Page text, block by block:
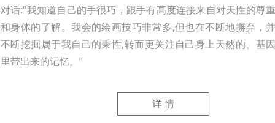
对话:“我知道自己的手很巧，跟手有高度连接来自对天性的尊重
和身体的了解。我会的绘画技巧非常多,但也在不断地摒弃，并
不断挖掘属于我自己的秉性,转而更关注自己身上天然的、基因
里带出来的记忆。”
详 情